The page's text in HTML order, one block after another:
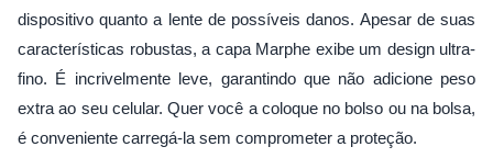
dispositivo quanto a lente de possíveis danos. Apesar de suas
características robustas, a capa Marphe exibe um design ultra-
fino. É incrivelmente leve, garantindo que não adicione peso
extra ao seu celular. Quer você a coloque no bolso ou na bolsa,
é conveniente carregá-la sem comprometer a proteção.